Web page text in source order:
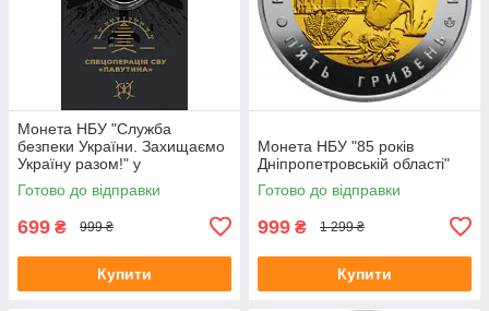
Монета НБУ "Служба
безпеки України. Захищаємо
Україну разом!" у
сувенірному пакованні
Готово до відправки
699 ₴ 999 ₴
Купити
Монета НБУ "85 років
Дніпропетровській області"
Готово до відправки
999 ₴ 1 299 ₴
Купити